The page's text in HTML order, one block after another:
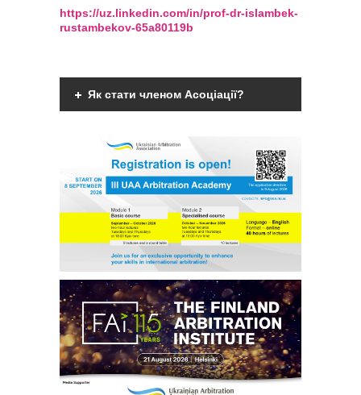
https://uz.linkedin.com/in/prof-dr-islambek-
rustambekov-65a80119b
Як стати членом Асоціації?
дієздатні особи, що мають вищу
юридичну освіту, є фахівцями у галузі
міжнародного комерційного арбітражу
чи мають професійний інтерес до
практики міжнародного комерційного
арбітражу та поділяють мету та
завдання діяльності
Асоціації.
Детальніше